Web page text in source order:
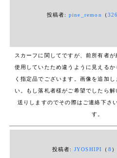
身幅：50ｃｍ
素材：毛100％
※素人採寸になりますので多少の
せ。
☆入札をお待ちしております♪
【お支払いについて】
・「落札額＋送料」をお振込みく
投稿者: pine_remon （
スカーフに関してですが、前所有者
使用していたため違うように見える
く指定品でございます。画像を追加
い。もし落札者様がご希望でしたら
送りしますのでその際はご連絡下さ
す。
投稿者: JYOSHIPI （ 8 ）